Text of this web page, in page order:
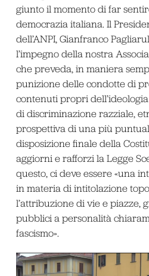
giunto il momento di far
democrazia italiana. Il
dell’ANPI, Gianfranco
l’impegno della nostra
che preveda, in maniera
punizione delle condotte di
contenuti propri
di discriminazione razziale,
prospettiva di una più
disposizione finale della
aggiorni e rafforzi la Legge
questo, ci deve essere «una
in materia di intitolazione
l’attribuzione di vie e piazze,
pubblici a personalità
fascismo».